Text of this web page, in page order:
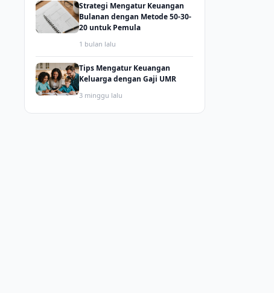
Strategi Mengatur Keuangan
Bulanan dengan Metode 50-30-
20 untuk Pemula
1 bulan lalu
Tips Mengatur Keuangan
Keluarga dengan Gaji UMR
3 minggu lalu